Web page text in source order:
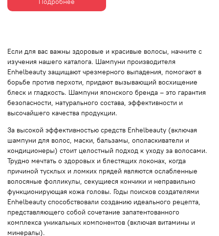
Если для вас важны здоровые и красивые волосы, начните с
изучения нашего каталога. Шампуни производителя
Enhelbeauty защищают чрезмерного выпадения, помогают в
борьбе против перхоти, придают вызывающий восхищение
блеск и гладкость. Шампуни японского бренда – это гарантия
безопасности, натурального состава, эффективности и
высочайшего качества продукции.
За высокой эффективностью средств Enhelbeauty (включая
шампуни для волос, маски, бальзамы, ополаскиватели и
кондиционеры) стоит целостный подход к уходу за волосами.
Трудно мечтать о здоровых и блестящих локонах, когда
причиной тусклых и ломких прядей являются ослабленные
волосяные фолликулы, секущиеся кончики и неправильно
функционирующая кожа головы. Годы поисков создателями
Enhelbeauty способствовали созданию идеального рецепта,
представляющего собой сочетание запатентованного
комплекса уникальных компонентов (включая витамины и
минералы).